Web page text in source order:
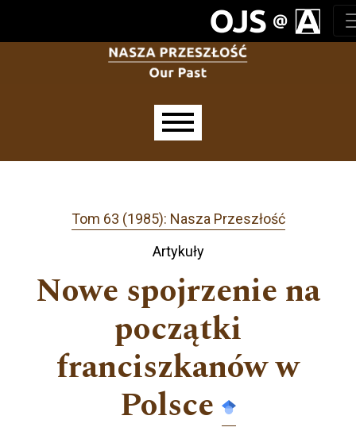
Tom 63 (1985): Nasza Przeszłość
Artykuły
Nowe spojrzenie na
początki
franciszkanów w
Polsce